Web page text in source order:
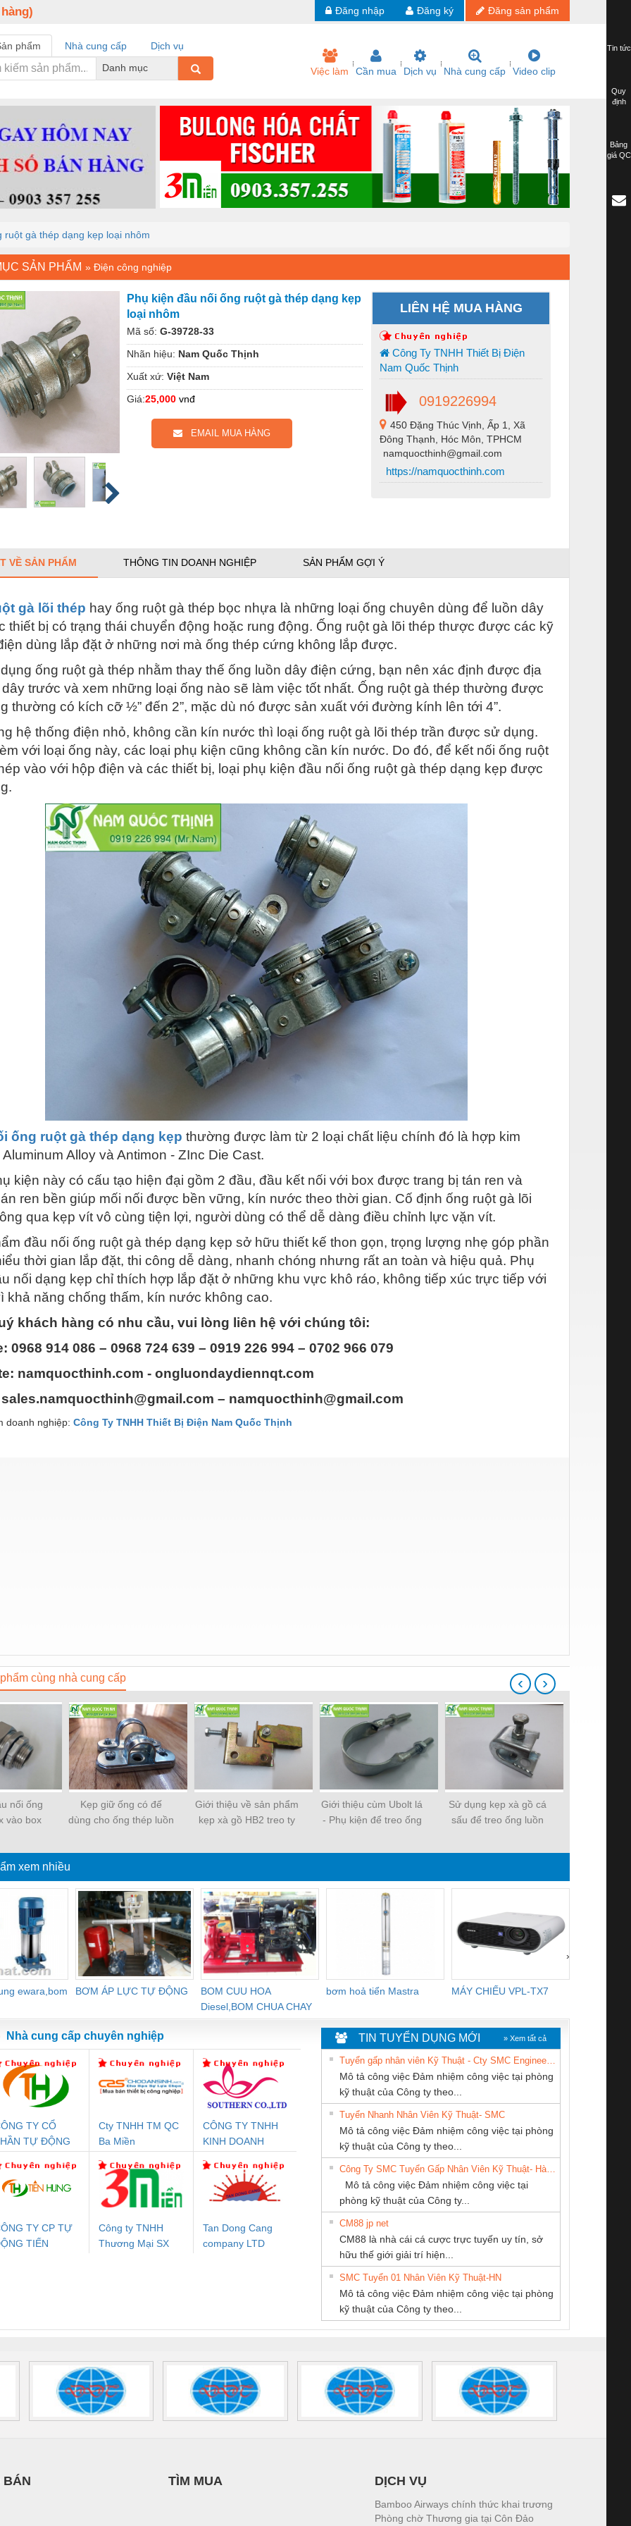
Đăng sản phẩm
Đăng ký
Đăng nhập
phẩm Nhà cung cấp
Dịch vụ
Danh mục
Việc làm Cần mua Dịch vụ Nhà cung cấp Video clip
ruột gà thép dạng kẹp loại nhôm
SẢN PHẨM » Điện công nghiệp
Phụ kiện đầu nối ống ruột gà thép dạng kẹp
loại nhôm
Mã số: G-39728-33
Nhãn hiệu: Nam Quốc Thịnh
Xuất xứ: Việt Nam
Giá:25,000 vnđ
EMAIL MUA HÀNG
LIÊN HỆ MUA HÀNG
Công Ty TNHH Thiết Bị Điện
Nam Quốc Thịnh
0919226994
450 Đặng Thúc Vịnh, Ấp 1, Xã
Đông Thạnh, Hóc Môn, TPHCM
namquocthinh@gmail.com
https://namquocthinh.com
VỀ SẢN PHẨM THÔNG TIN DOANH NGHIỆP SẢN PHẨM GỢI Ý
gà lõi thép hay ống ruột gà thép bọc nhựa là những loại ống chuyên dùng để luồn dây
thiết bị có trạng thái chuyển động hoặc rung động. Ống ruột gà lõi thép thược được các kỹ
dùng lắp đặt ở những nơi mà ống thép cứng không lắp được.
ống ruột gà thép nhằm thay thế ống luồn dây điện cứng, bạn nên xác định được địa
trước và xem những loại ống nào sẽ làm việc tốt nhất. Ống ruột gà thép thường được
thường có kích cỡ ½” đến 2”, mặc dù nó được sản xuất với đường kính lên tới 4”.
hệ thống điện nhỏ, không cần kín nước thì loại ống ruột gà lõi thép trần được sử dụng.
với loại ống này, các loại phụ kiện cũng không cần kín nước. Do đó, để kết nối ống ruột
vào với hộp điện và các thiết bị, loại phụ kiện đầu nối ống ruột gà thép dạng kẹp được
ống ruột gà thép dạng kẹp thường được làm từ 2 loại chất liệu chính đó là hợp kim
Aluminum Alloy và Antimon - ZInc Die Cast.
kiện này có cấu tạo hiện đại gồm 2 đầu, đầu kết nối với box được trang bị tán ren và
ren bền giúp mối nối được bền vững, kín nước theo thời gian. Cố định ống ruột gà lõi
qua kẹp vít vô cùng tiện lợi, người dùng có thể dễ dàng điều chỉnh lực vặn vít.
đầu nối ống ruột gà thép dạng kẹp sở hữu thiết kế thon gọn, trọng lượng nhẹ góp phần
thời gian lắp đặt, thi công dễ dàng, nhanh chóng nhưng rất an toàn và hiệu quả. Phụ
nối dạng kẹp chỉ thích hợp lắp đặt ở những khu vực khô ráo, không tiếp xúc trực tiếp với
khả năng chống thấm, kín nước không cao.
khách hàng có nhu cầu, vui lòng liên hệ với chúng tôi:
0968 914 086 – 0968 724 639 – 0919 226 994 – 0702 966 079
namquocthinh.com - ongluondaydiennqt.com
– namquocthinh@gmail.com
doanh nghiệp: Công Ty TNHH Thiết Bị Điện Nam Quốc Thịnh
cùng nhà cung cấp
nối ống
vào box
Kẹp giữ ống có đế
dùng cho ống thép luồn
Giới thiệu về sản phẩm
kẹp xà gồ HB2 treo ty
Giới thiệu cùm Ubolt lá
- Phụ kiện để treo ống
Sử dụng kẹp xà gồ cá
sấu để treo ống luồn
‹ ›
xem nhiều
ewara,bom
BƠM ÁP LỰC TỰ ĐỘNG
BOM CUU HOA
Diesel,BOM CHUA CHAY
bơm hoả tiển Mastra MÁY CHIẾU VPL-TX7
›
An Toàn
Contact
1NO-
Rơ Le An Toàn
Phoenix Contact
PSR-SCP-
24UC/ESL4/3X1/1X2/B
- 2981059
Điện AC
Mô-đun Ắc Quy UPS
Bộ Lặp Tín Hiệu
PROFIBUS Phoenix
Contact PSI-REP-
PROFIBUS/12MB -
2708863
Rơ Le An Toàn
Phoenix Contact
2986960 – PSR-
SCP-
24DC/FSP/2X1/1X2
Rơ Le An Toàn
Bộ giám sát chuỗi
tấm pin
TRANSCLINIC 16I+
1K5 H (2502520000)
Bộ giám sát chuỗi
tấm pin
TRANSCLINIC 16I+
1K5 L (2433950000)
Bộ giám sát dòng
TRANSCLINIC 16I+
(2008130000)
Bộ chỉnh lưu nguồn
điện TRANSCLINIC
BKE 1K5.4
(7791400879)2. Giá
Nẹp nhôm chống
trơn Đà Nẵng
Nhà cung cấp chuyên nghiệp
TY CỔ
TỰ ĐỘNG
Cty TNHH TM QC
Ba Miền
CÔNG TY TNHH
KINH DOANH
PHƯƠNG NAM
TY CP TỰ
TIẾN
Công ty TNHH
Thương Mại SX
Tan Dong Cang
company LTD
CÔNG TY TNHH
THƯƠNG MẠI
THIÊN ÂN VIỆT
NAM
CÔNG TY TNHH
KỸ THUẬT KTECH
VIỆT NAM
CÔNG TY CỔ
CÁP ĐIỆN
THƯỢNG ĐÌNH
CONG TY TNHH
TM-DV DAI DONG
THANH
Thiết Bị Điện Nam
Quốc Thịnh
THƯƠNG MẠI
GIA HƯNG PHÁT
TIN TUYỂN DỤNG MỚI » Xem tất cả
Mô tả công việc Đảm nhiệm công việc tại phòng
kỹ thuật của Công ty theo...
Tuyển Nhanh Nhân Viên Kỹ Thuật- SMC
Mô tả công việc Đảm nhiệm công việc tại phòng
kỹ thuật của Công ty theo...
Mô tả công việc Đảm nhiệm công việc tại
phòng kỹ thuật của Công ty...
CM88 jp net
CM88 là nhà cái cá cược trực tuyến uy tín, sở
hữu thế giới giải trí hiện...
SMC Tuyển 01 Nhân Viên Kỹ Thuật-HN
Mô tả công việc Đảm nhiệm công việc tại phòng
kỹ thuật của Công ty theo...
BÁN TÌM MUA DỊCH VỤ
Bamboo Airways chính thức khai trương
Phòng chờ Thương gia tại Côn Đảo
Tin tức
Quy
định
Bảng
giá QC